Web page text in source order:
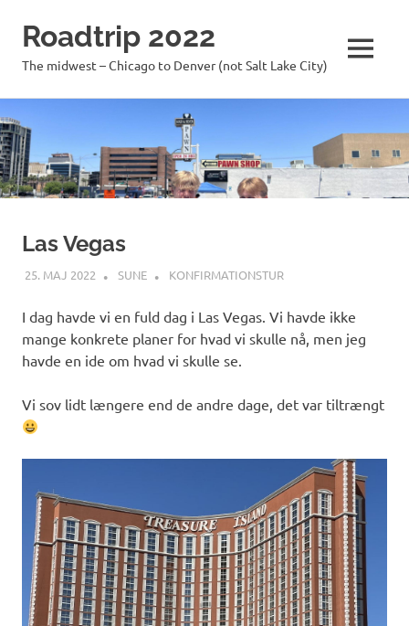
to
content
Roadtrip 2022
The midwest – Chicago to Denver (not Salt Lake City) MENU
Las Vegas
25. MAJ 2022 SUNE KONFIRMATIONSTUR
I dag havde vi en fuld dag i Las Vegas. Vi havde ikke
mange konkrete planer for hvad vi skulle nå, men jeg
havde en ide om hvad vi skulle se.
Vi sov lidt længere end de andre dage, det var tiltrængt